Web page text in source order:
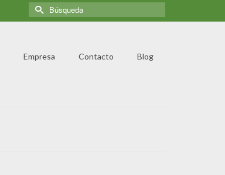
Empresa Contacto Blog